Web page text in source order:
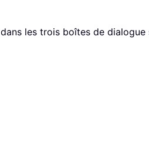
dans les trois boîtes de dialogue